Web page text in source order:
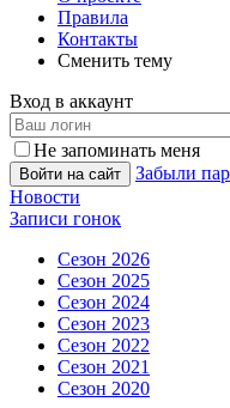
Правила
Контакты
Сменить тему
Вход в аккаунт
Не запоминать меня
Войти на сайт
Забыли
Новости
Записи гонок
Сезон 2026
Сезон 2025
Сезон 2024
Сезон 2023
Сезон 2022
Сезон 2021
Сезон 2020